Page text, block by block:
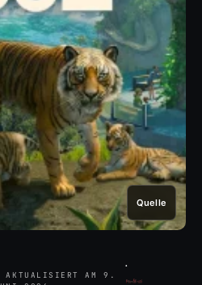
Quelle
AKTUALISIERT AM9.
·